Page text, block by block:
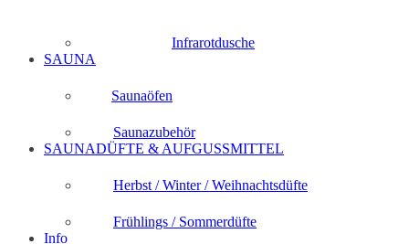
Infrarotdusche
SAUNA
Saunaöfen
Saunazubehör
SAUNADÜFTE & AUFGUSSMITTEL
Herbst / Winter / Weihnachtsdüfte
Frühlings / Sommerdüfte
Info